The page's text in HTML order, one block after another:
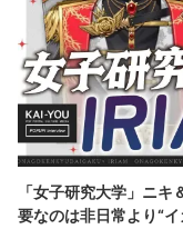
「女子研究大学」ニ
要なのは非日常より“